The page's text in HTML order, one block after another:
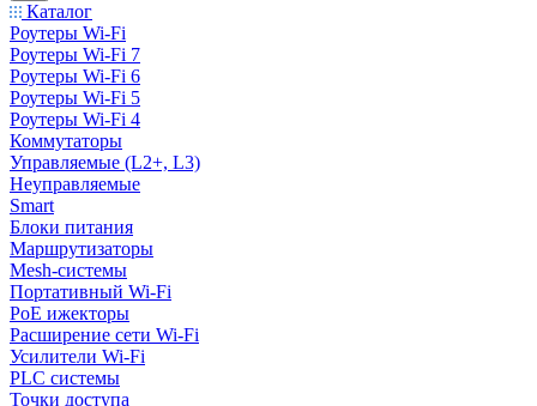
Каталог
Роутеры Wi-Fi
Роутеры Wi-Fi 7
Роутеры Wi-Fi 6
Роутеры Wi-Fi 5
Роутеры Wi-Fi 4
Коммутаторы
Управляемые (L2+, L3)
Неуправляемые
Smart
Блоки питания
Маршрутизаторы
Mesh-системы
Портативный Wi-Fi
PoE ижекторы
Расширение сети Wi‑Fi
Усилители Wi-Fi
PLC системы
Точки доступа